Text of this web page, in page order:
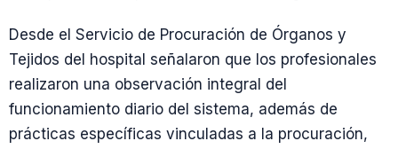
Desde el Servicio de Procuración de Órganos y
Tejidos del hospital señalaron que los profesionales
realizaron una observación integral del
funcionamiento diario del sistema, además de
prácticas específicas vinculadas a la procuración,